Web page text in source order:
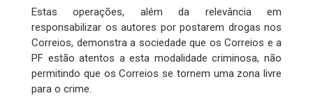
Estas operações, além da relevância em
responsabilizar os autores por postarem drogas nos
Correios, demonstra a sociedade que os Correios e a
PF estão atentos a esta modalidade criminosa, não
permitindo que os Correios se tornem uma zona livre
para o crime.